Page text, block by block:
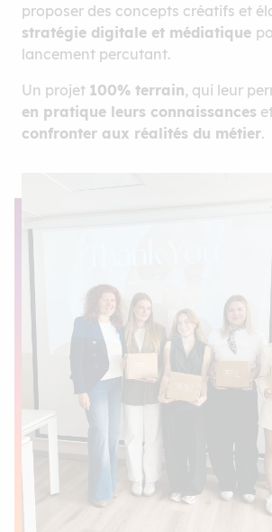
proposer des concepts créatifs et
stratégie digitale et médiatique
lancement percutant.
Un projet 100% terrain, qui leur
en pratique leurs connaissances
confronter aux réalités du métier.